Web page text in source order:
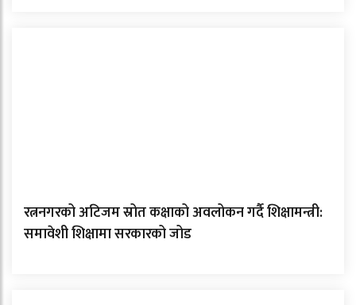
रत्ननगरको अटिजम स्रोत कक्षाको अवलोकन गर्दै शिक्षामन्त्री:
समावेशी शिक्षामा सरकारको जोड